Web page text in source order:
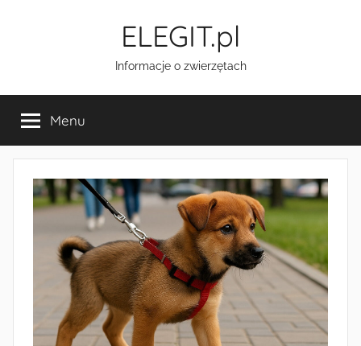
ELEGIT.pl
Informacje o zwierzętach
Menu